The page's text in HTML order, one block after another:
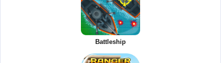
Battleship